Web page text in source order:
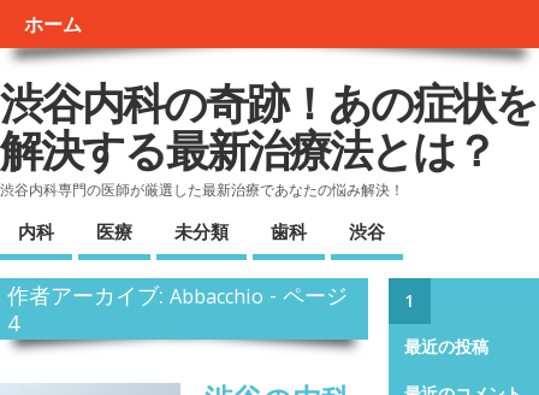
ホーム
渋谷内科の奇跡！あの症状を
解決する最新治療法とは？
渋谷内科専門の医師が厳選した最新治療であなたの悩み解決！
内科 医療 未分類 歯科 渋谷
作者アーカイブ:Abbacchio - ページ
4
1
最近の投稿